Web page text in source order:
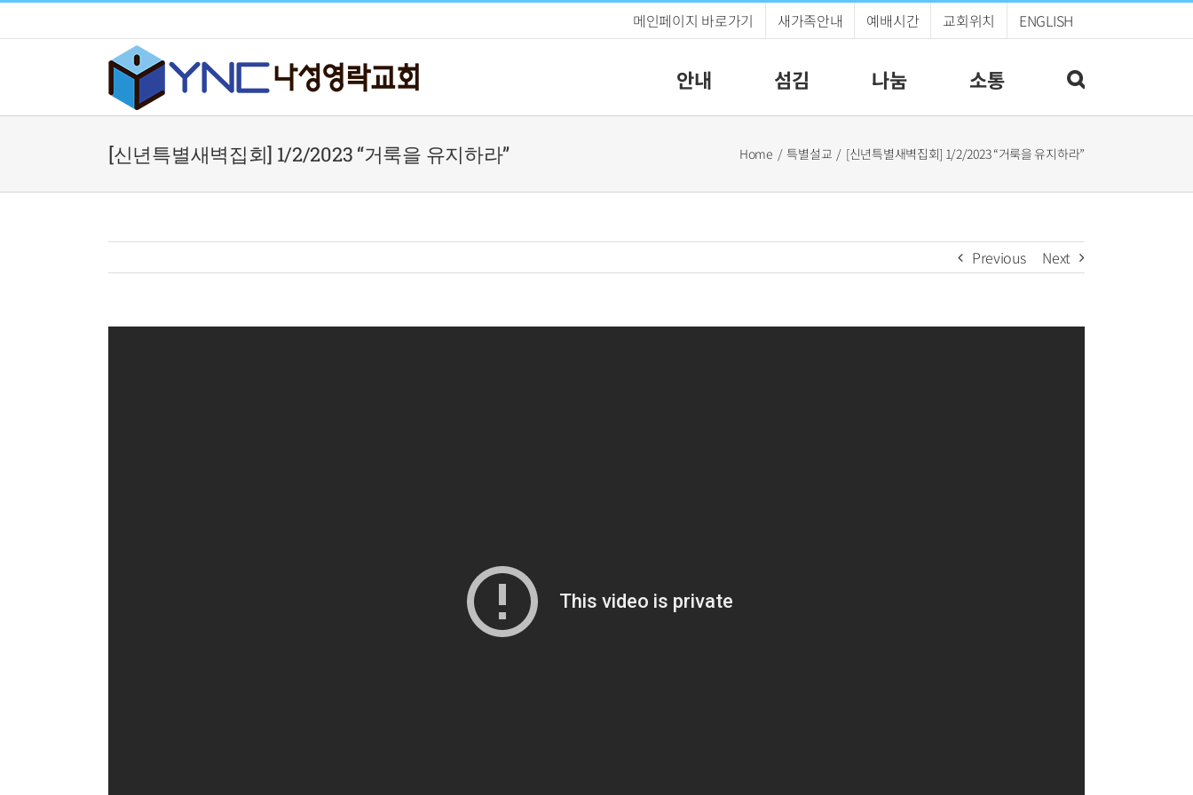
to
메인페이지 바로가기 새가족안내 예배시간 교회위치 ENGLISH
안내 섬김 나눔 소통
[신년특별새벽집회] 1/2/2023 “거룩을 유지하라” Home 특별설교 [신년특별새벽집회] 1/2/2023 “거룩을 유지하라”
Previous Next